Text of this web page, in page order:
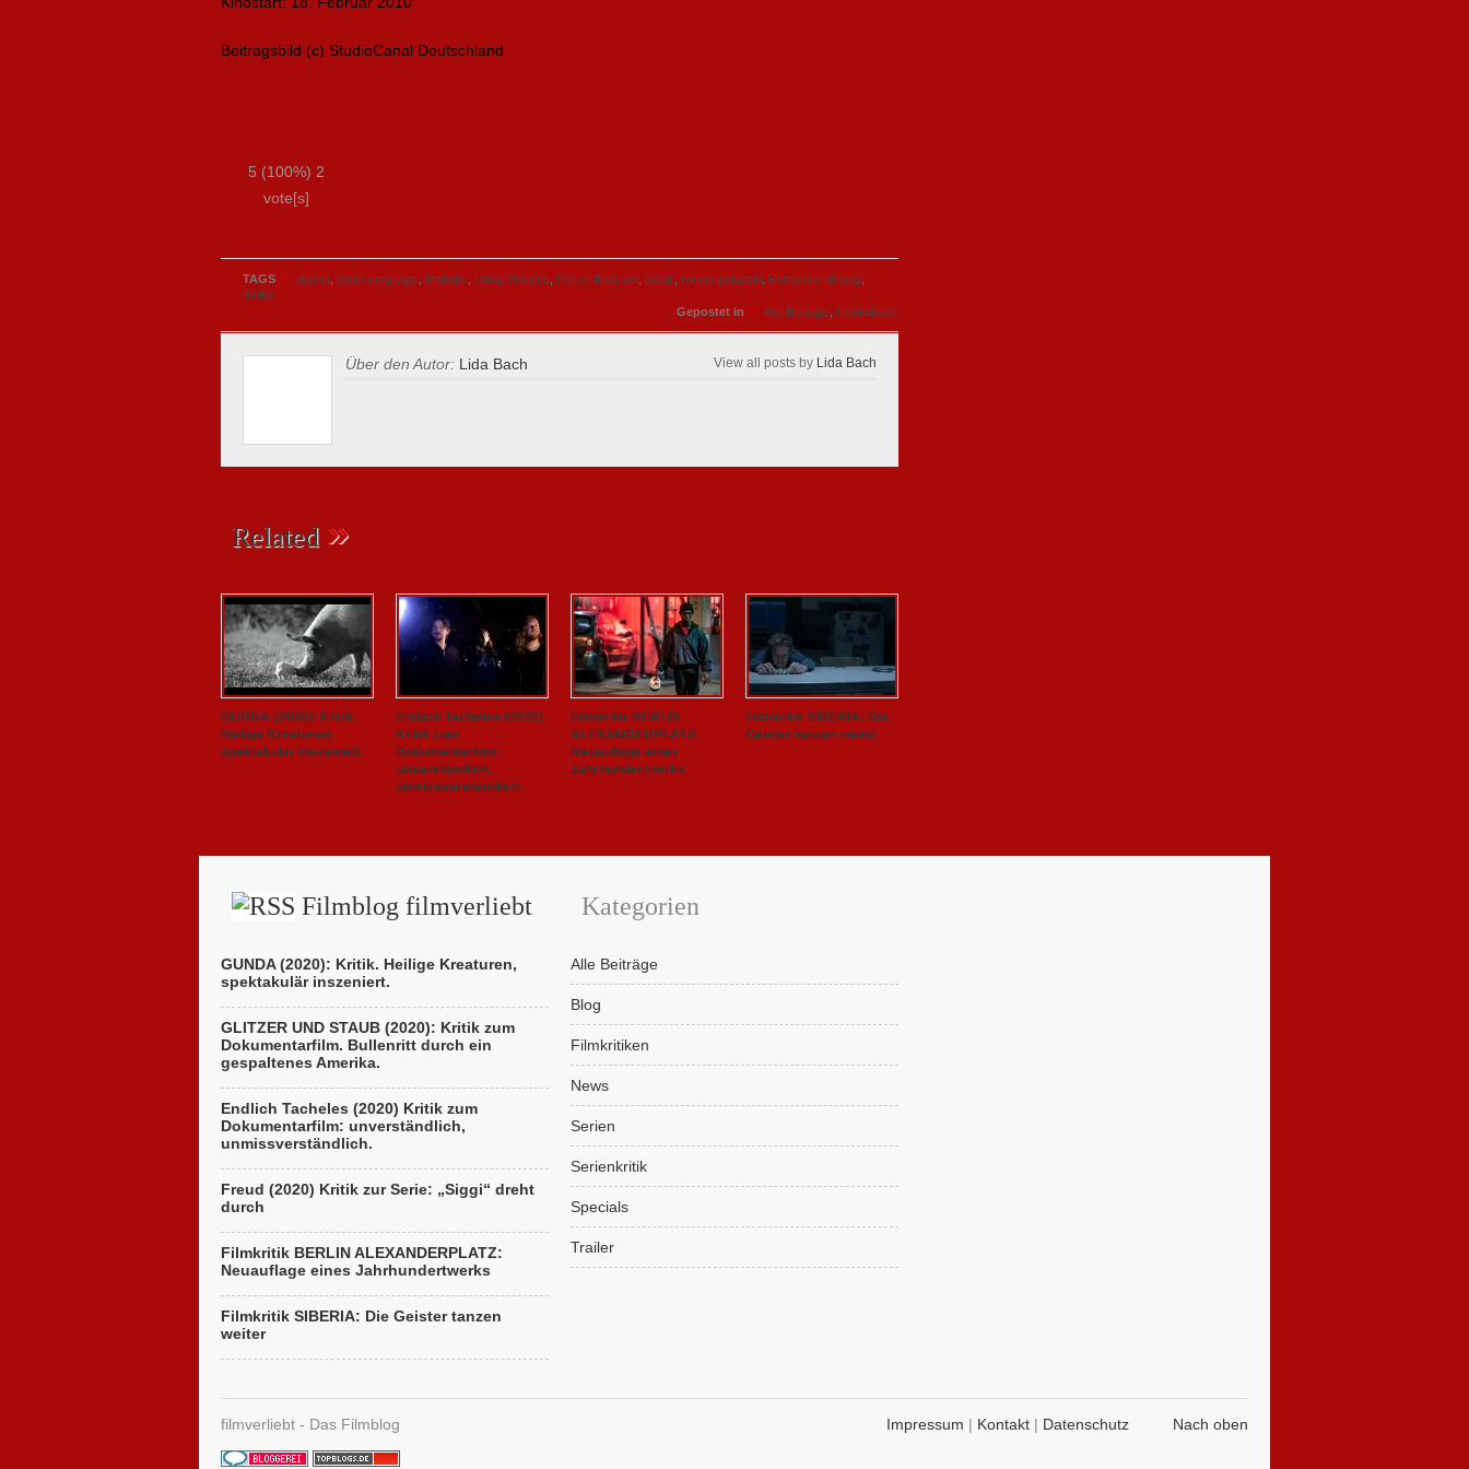
Beitragsbild (c) StudioCanal Deutschland
5 (100%) 2
vote[s]
TAGS » drama ewan mcgregor, filmkritik Olivia Williams Pierce Brosnan politik roman polanski Romanverfilmung
thriller
Gepostet in » Alle Beiträge Filmkritiken
Über den Autor: Lida Bach View all posts by Lida Bach
Related »
GUNDA (2020): Kritik.
Heilige Kreaturen,
spektakulär inszeniert.
Endlich Tacheles (2020)
Kritik zum
Dokumentarfilm:
unverständlich,
unmissverständlich.
Filmkritik BERLIN
ALEXANDERPLATZ:
Neuauflage eines
Jahrhundertwerks
Filmkritik SIBERIA: Die
Geister tanzen weiter
Filmblog filmverliebt
GUNDA (2020): Kritik. Heilige Kreaturen,
spektakulär inszeniert.
GLITZER UND STAUB (2020): Kritik zum
Dokumentarfilm. Bullenritt durch ein
gespaltenes Amerika.
Endlich Tacheles (2020) Kritik zum
Dokumentarfilm: unverständlich,
unmissverständlich.
Freud (2020) Kritik zur Serie: „Siggi“ dreht
durch
Filmkritik BERLIN ALEXANDERPLATZ:
Neuauflage eines Jahrhundertwerks
Filmkritik SIBERIA: Die Geister tanzen
weiter
Kategorien
Alle Beiträge
Blog
Filmkritiken
News
Serien
Serienkritik
Specials
Trailer
filmverliebt - Das Filmblog Impressum | Kontakt | Datenschutz Nach oben